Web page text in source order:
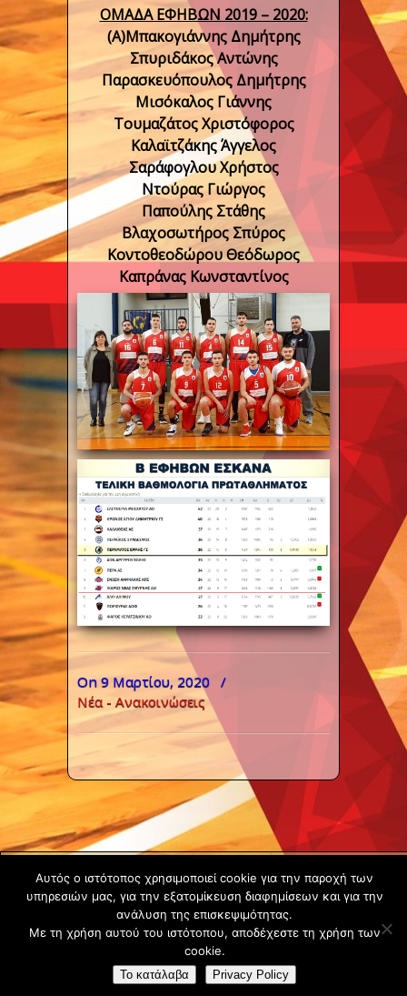
ΟΜΑΔΑ ΕΦΗΒΩΝ 2019 – 2020:
(Α)Μπακογιάννης Δημήτρης
Σπυριδάκος Αντώνης
Παρασκευόπουλος Δημήτρης
Μισόκαλος Γιάννης
Τουμαζάτος Χριστόφορος
Καλαϊτζάκης Άγγελος
Σαράφογλου Χρήστος
Ντούρας Γιώργος
Παπούλης Στάθης
Βλαχοσωτήρος Σπύρος
Κοντοθεοδώρου Θεόδωρος
Καπράνας Κωνσταντίνος
On 9 Μαρτίου, 2020 /
Νέα - Ανακοινώσεις
Copyright ©
2020 -
Gsperamatosermis.gr
All rights
reserved. -
Χρήσης
Αυτός ο ιστότοπος χρησιμοποιεί cookie για την παροχή των
υπηρεσιών μας, για την εξατομίκευση διαφημίσεων και για την
ανάλυση της επισκεψιμότητας.
Με τη χρήση αυτού του ιστότοπου, αποδέχεστε τη χρήση των
cookie.
Το κατάλαβα Privacy Policy